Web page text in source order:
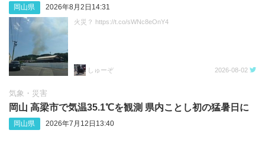
岡山県 2026年8月2日14:31
火災？ https://t.co/sWNc8eOnY4
しゅーぞ 2026-08-02
気象・災害
岡山 高梁市で気温35.1℃を観測 県内ことし初の猛暑日に
岡山県 2026年7月12日13:40